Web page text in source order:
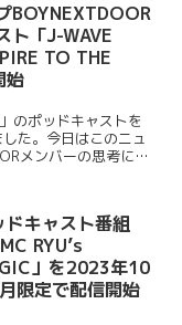
BOYNEXTDOOR
ト「J-WAVE
TO THE
始
のポッドキャストを
た。今日はこのニュ
メンバーの思考に迫
ドキャスト番組
RYU’s
」を2023年10
限定で配信開始